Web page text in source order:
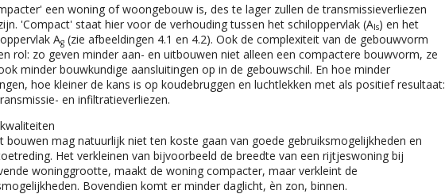
een woning of woongebouw is, des te lager zullen de transmissieverliezen
'Compact' staat hier voor de verhouding tussen het schiloppervlak (Als) en het
Ag (zie afbeeldingen 4.1 en 4.2). Ook de complexiteit van de gebouwvorm
rol: zo geven minder aan- en uitbouwen niet alleen een compactere bouwvorm, ze
minder bouwkundige aansluitingen op in de gebouwschil. En hoe minder
hoe kleiner de kans is op koudebruggen en luchtlekken met als positief resultaat:
en infiltratieverliezen.
bouwen mag natuurlijk niet ten koste gaan van goede gebruiksmogelijkheden en
Het verkleinen van bijvoorbeeld de breedte van een rijtjeswoning bij
woninggrootte, maakt de woning compacter, maar verkleint de
Bovendien komt er minder daglicht, èn zon, binnen.